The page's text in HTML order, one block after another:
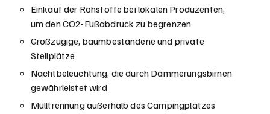
Einkauf der Rohstoffe bei lokalen Produzenten,
um den CO2-Fußabdruck zu begrenzen
Großzügige, baumbestandene und private
Stellplätze
Nachtbeleuchtung, die durch Dämmerungsbirnen
gewährleistet wird
Mülltrennung außerhalb des Campingplatzes